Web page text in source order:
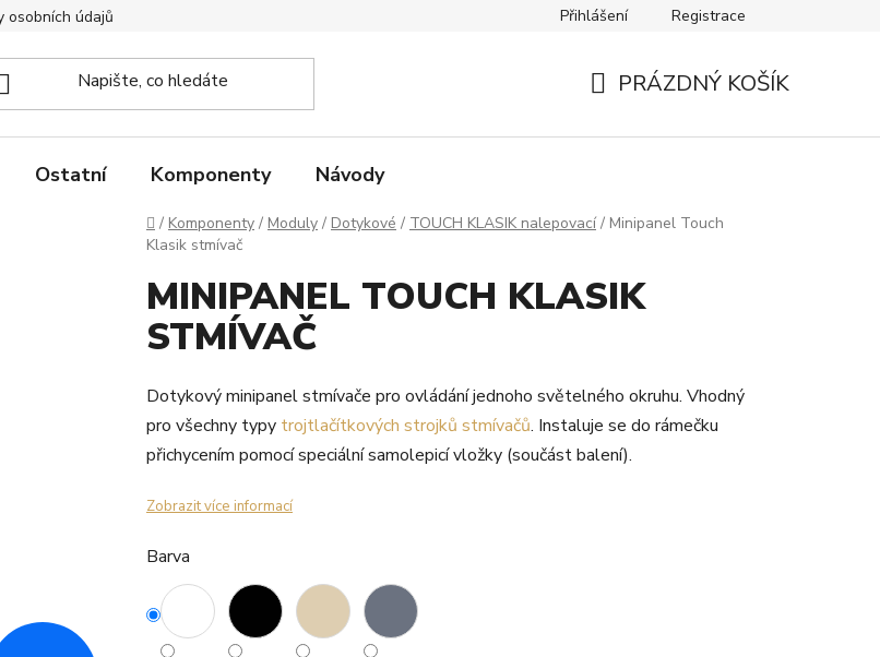
osobních údajů KontaktyPřihlášení Registrace
PRÁZDNÝ KOŠÍK
Ostatní Komponenty Návody
Domů
/ Komponenty / Moduly / Dotykové / TOUCH KLASIK nalepovací / Minipanel Touch
Klasik stmívač
MINIPANEL TOUCH KLASIK
STMÍVAČ
Dotykový minipanel stmívače pro ovládání jednoho světelného okruhu. Vhodný
pro všechny typy trojtlačítkových strojků stmívačů. Instaluje se do rámečku
přichycením pomocí speciální samolepicí vložky (součást balení).
Zobrazit více informací
Barva